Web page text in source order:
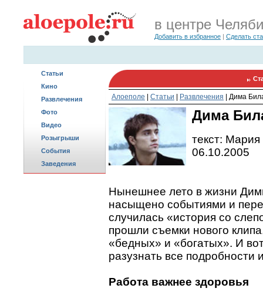
в центре
Добавить в избранное | Сделать
Статьи
Кино
Развлечения
Фото
Видео
Розыгрыши
События
Заведения
Алоеполе Статьи Развлечения Дима
Дима
текст:
06.10.2005
Нынешнее лето в жизни
насыщено событиями и
случилась «история со
прошли съемки нового
«бедных» и «богатых». И
разузнать все подробности
Работа важнее здоровья